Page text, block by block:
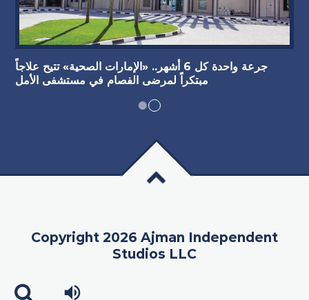
جرعة واحدة كل 6 أشهر.. «الإمارات الصحية» تتيح علاجاً
مبتكراً لمرضى الفصام في مستشفى الأمل
Copyright 2026 Ajman Independent
Studios LLC